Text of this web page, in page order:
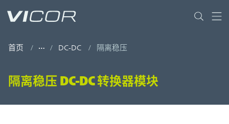
首页 DC-DC 隔离稳压
隔离稳压 DC-DC 转换器模块